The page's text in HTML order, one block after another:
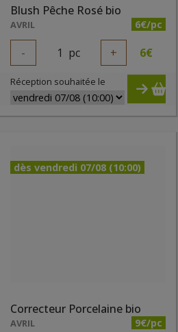
Blush Pêche Rosé bio
AVRIL 6€/pc
- 1 pc + 6€
Réception souhaitée le
dès vendredi 07/08 (10:00)
Correcteur Porcelaine bio
AVRIL 9€/pc